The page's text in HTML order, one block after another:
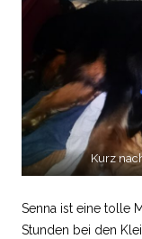
Kurz
Senna ist eine tolle
Stunden bei den